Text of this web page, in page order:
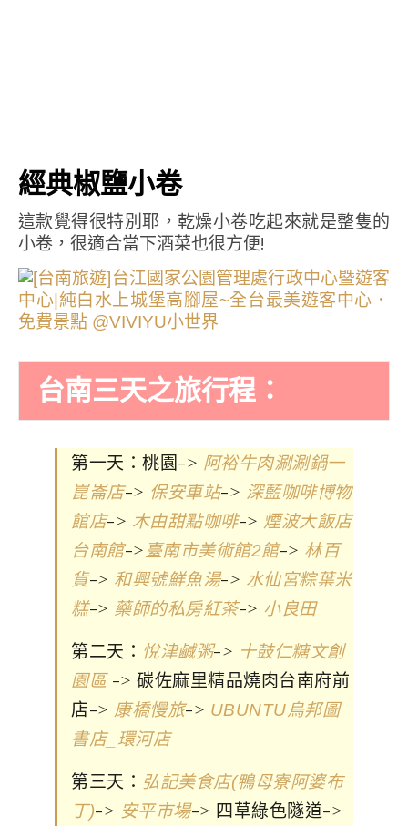
經典椒鹽小卷
這款覺得很特別耶，乾燥小卷吃起來就是整隻的
小卷，很適合當下酒菜也很方便!
台南三天之旅行程：
第一天：桃園-> 阿裕牛肉涮涮鍋一
崑崙店-> 保安車站-> 深藍咖啡博物
館店-> 木由甜點咖啡-> 煙波大飯店
台南館-> 臺南市美術館2館-> 林百
貨-> 和興號鮮魚湯-> 水仙宮粽葉米
糕-> 藥師的私房紅茶-> 小良田
第二天： 悅津鹹粥-> 十鼓仁糖文創
園區-> 碳佐麻里精品燒肉台南府前
店-> 康橋慢旅-> UBUNTU烏邦圖
書店_環河店
第三天： 弘記美食店(鴨母寮阿婆布
丁)-> 安平市場-> 四草綠色隧道->